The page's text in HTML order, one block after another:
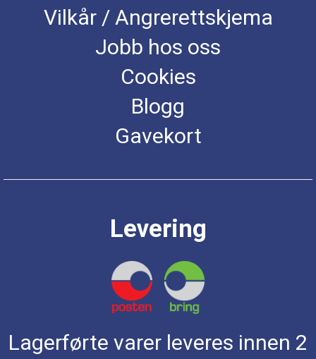
Vilkår / Angrerettskjema
Jobb hos oss
Cookies
Blogg
Gavekort
Levering
Lagerførte varer leveres innen 2